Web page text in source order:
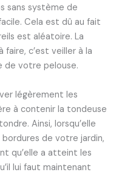
sans système de
Cela est dû au fait
est aléatoire. La
faire, c’est veiller à la
de votre pelouse.
légèrement les
à contenir la tondeuse
Ainsi, lorsqu’elle
de votre jardin,
qu’elle a atteint les
lui faut maintenant